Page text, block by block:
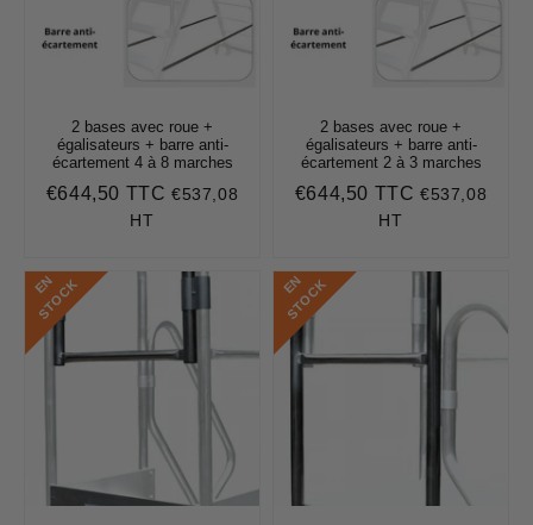
2 bases avec roue +
égalisateurs + barre anti-
écartement 4 à 8 marches
Prix
€644,50 TTC €644,50
€537,08
HT
2 bases avec roue +
égalisateurs + barre anti-
écartement 2 à 3 marches
Prix
€644,50 TTC €644,50
€537,08
HT
E
N
S
T
O
C
K E
N
S
T
O
C
K